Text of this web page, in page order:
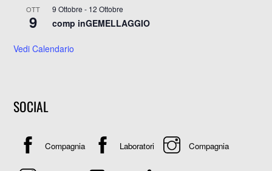
OTT
9
9 Ottobre - 12 Ottobre
comp inGEMELLAGGIO
Vedi Calendario
SOCIAL
Compagnia Laboratori Compagnia